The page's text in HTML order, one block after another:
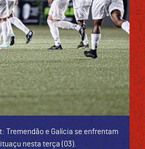
Tremendão e Galícia se enfrentam
nesta terça (03).